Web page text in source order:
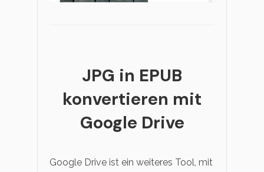
JPG in EPUB
konvertieren mit
Google Drive
Google Drive ist ein weiteres Tool, mit